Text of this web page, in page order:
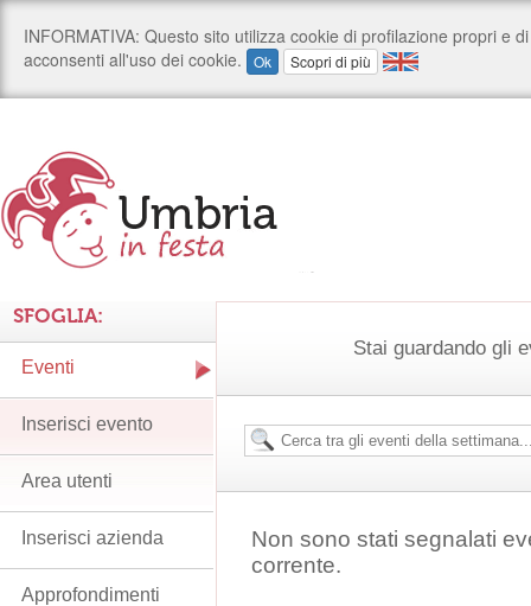
Stai guardando gli
Non sono stati segnalati
corrente.
SFOGLIA:
Eventi
Inserisci evento
Area utenti
Inserisci azienda
Approfondimenti